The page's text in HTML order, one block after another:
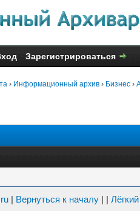
Зарегистрироваться
› Информационный архив › Бизнес ›
| Вернуться к началу | |